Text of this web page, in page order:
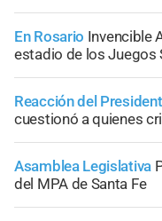
En Rosario Invencible
estadio de los Juegos
Reacción del
cuestionó a quienes
Asamblea Legislativa
del MPA de Santa Fe